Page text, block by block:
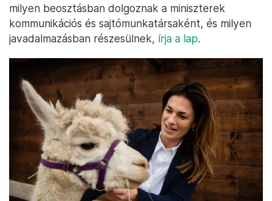
milyen beosztásban dolgoznak a miniszterek
kommunikációs és sajtómunkatársaként, és milyen
javadalmazásban részesülnek, írja a lap.